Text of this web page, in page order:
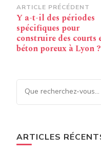
Navigation
d’article
ARTICLE PRÉCÉDENT
Y a-t-il des périodes
spécifiques pour
construire des courts
béton poreux à Lyon ?
Vous recherchiez
chose ?
ARTICLES